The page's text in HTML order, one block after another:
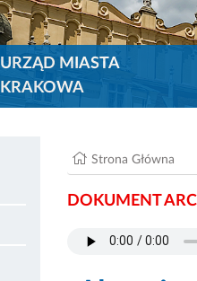
URZĄD MIASTA
KRAKOWA
Strona Główna
DOKUMENT